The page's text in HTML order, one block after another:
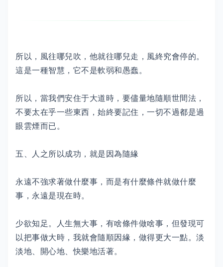
所以，風往哪兒吹，他就往哪兒走，風終究會停的。
這是一種智慧，它不是軟弱和愚蠢。
所以，當我們安住于大道時，要儘量地隨順世間法，
不要太在乎一些東西，始終要記住，一切不過都是過
眼雲煙而已。
五、人之所以成功，就是因為隨緣
永遠不強求著做什麼事，而是有什麼條件就做什麼
事，永遠是現在時。
少欲知足。人生無大事，有啥條件做啥事，但發現可
以把事做大時，我就會隨順因緣，做得更大一點。淡
淡地、開心地、快樂地活著。